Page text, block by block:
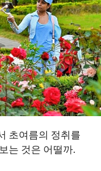
초여름의 정취를
는 것은 어떨까.